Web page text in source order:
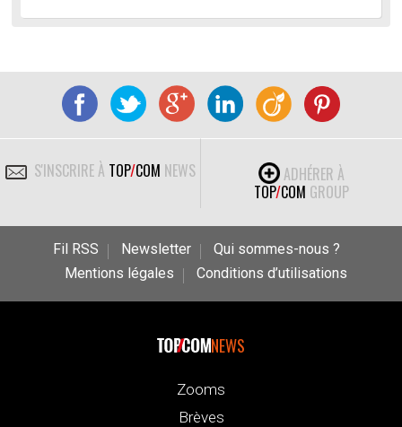
S'INSCRIRE À TOP/COM NEWS
ADHÉRER À
TOP/COM GROUP
Fil RSS Newsletter
Qui sommes-nous ?
Mentions légales
Conditions d’utilisations
NEWS
Zooms
Brèves